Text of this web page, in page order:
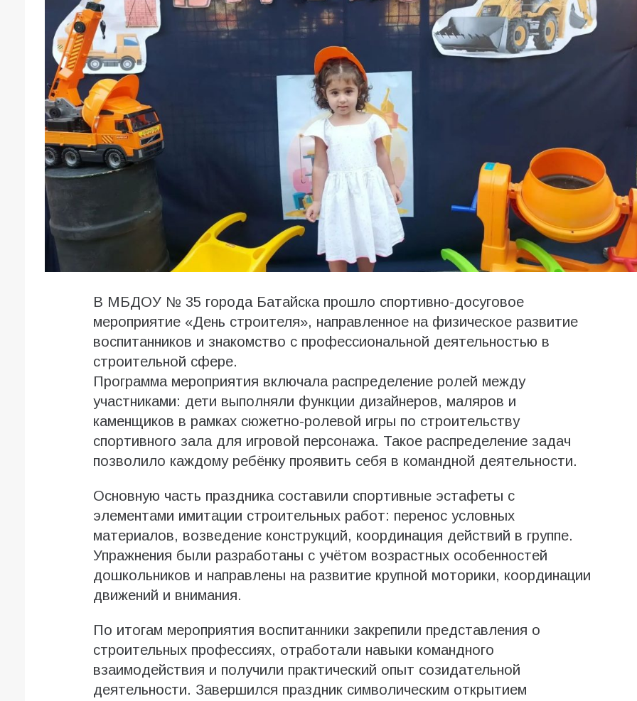
В МБДОУ № 35 города Батайска прошло спортивно-досуговое
мероприятие «День строителя», направленное на физическое развитие
воспитанников и знакомство с профессиональной деятельностью в
строительной сфере.
Программа мероприятия включала распределение ролей между
участниками: дети выполняли функции дизайнеров, маляров и
каменщиков в рамках сюжетно-ролевой игры по строительству
спортивного зала для игровой персонажа. Такое распределение задач
позволило каждому ребёнку проявить себя в командной деятельности.
Основную часть праздника составили спортивные эстафеты с
элементами имитации строительных работ: перенос условных
материалов, возведение конструкций, координация действий в группе.
Упражнения были разработаны с учётом возрастных особенностей
дошкольников и направлены на развитие крупной моторики, координации
движений и внимания.
По итогам мероприятия воспитанники закрепили представления о
строительных профессиях, отработали навыки командного
взаимодействия и получили практический опыт созидательной
деятельности. Завершился праздник символическим открытием